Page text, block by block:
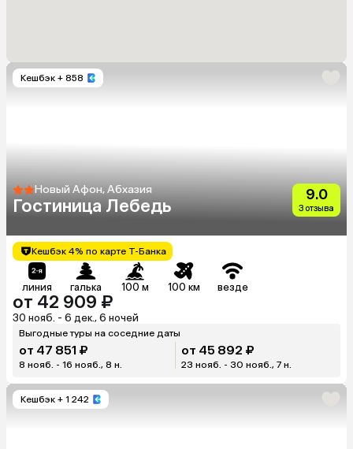
Кешбэк + 858
Новый Афон, Абхазия
Гостиница Лебедь
9.0
3 отзыва
Кешбэк 4% по карте Т-Банка
линия галька 100 м 100 км везде
от 42 909 ₽
30 нояб. - 6 дек., 6 ночей
Выгодные туры на соседние даты
от 47 851 ₽
8 нояб. - 16 нояб., 8 н.
от 45 892 ₽
23 нояб. - 30 нояб., 7 н.
Кешбэк + 1 242